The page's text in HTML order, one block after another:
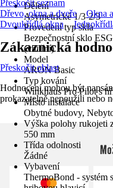
Dělení
Asymetrické 1/3-2/3
Provedení typ skla
Bezpečnostní sklo
(vnitřní)
Model
ARON Basic
Typ kování
Winkhaus Pro Pilot s
Místo instalace
Obytné budovy,
Výška polohy rukojeti
550 mm
Třída odolnosti
Žádné
Vybavení
ThermoBond -
Přeskočit seznam
Dřevo, okna a dveře
Okna
Dvoukřídlá okna
Zákaznická
Přeskočit oblast
Hodnocení mohou být
prokazatelně nepoužili nebo